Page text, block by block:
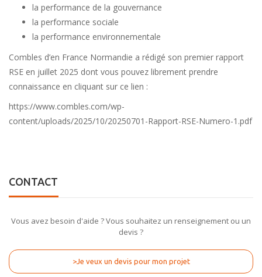
la performance de la gouvernance
la performance sociale
la performance environnementale
Combles d’en France Normandie a rédigé son premier rapport
RSE en juillet 2025 dont vous pouvez librement prendre
connaissance en cliquant sur ce lien :
https://www.combles.com/wp-
content/uploads/2025/10/20250701-Rapport-RSE-Numero-1.pdf
CONTACT
Vous avez besoin d'aide ? Vous souhaitez un renseignement ou un
devis ?
>Je veux un devis pour mon projet